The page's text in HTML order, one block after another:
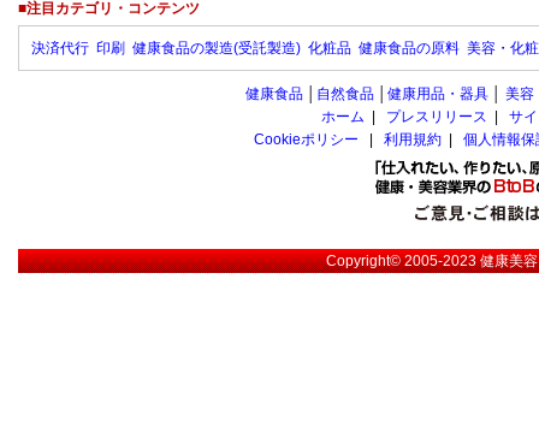
■注目カテゴリ・コンテンツ
決済代行 印刷 健康食品の製造(受託製造) 化粧品 健康食品の原料 美容・化
健康食品 自然食品 健康用品・器具 美容
ホーム
プレスリリース
サ
Cookieポリシー
利用規約 個人情報
Copyright© 2005-2023健康美